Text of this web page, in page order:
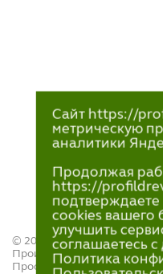
© 2021—2023
Производство и продажа
ПрофильДрев.
Сайт https://
метрическую
аналитики
Продолжая
https://
подтверждаете
cookies вашего
улучшить
соглашаетесь
Политика